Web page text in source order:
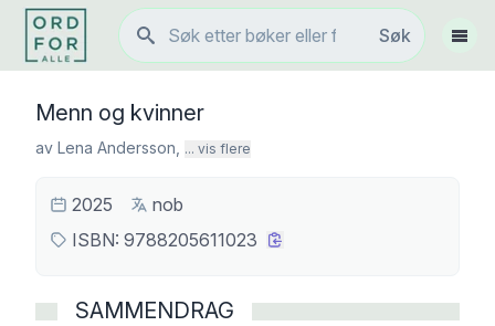
Søk
Søk
Vis
Menn og kvinner
av Lena Andersson ... vis flere
2025
nob
ISBN: 9788205611023
SAMMENDRAG